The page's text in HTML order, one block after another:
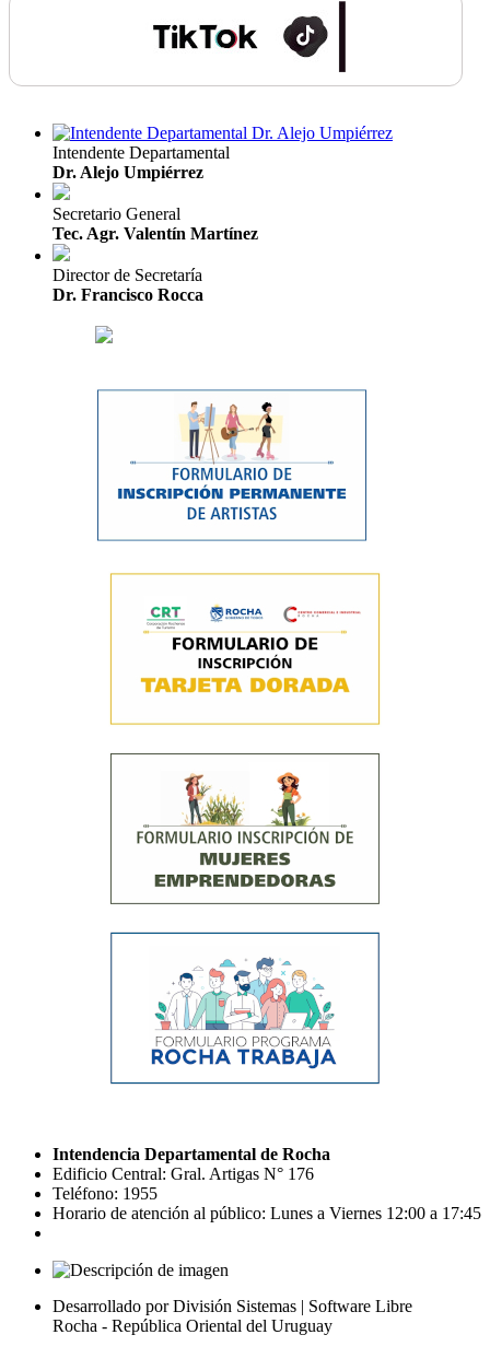
Intendente Departamental
Dr. Alejo Umpiérrez
Secretario General
Tec. Agr. Valentín Martínez
Director de Secretaría
Dr. Francisco Rocca
Intendencia Departamental de Rocha
Edificio Central: Gral. Artigas N° 176
Teléfono: 1955
Horario de atención al público: Lunes a Viernes 12:00 a 17:45
Desarrollado por División Sistemas | Software Libre
Rocha - República Oriental del Uruguay